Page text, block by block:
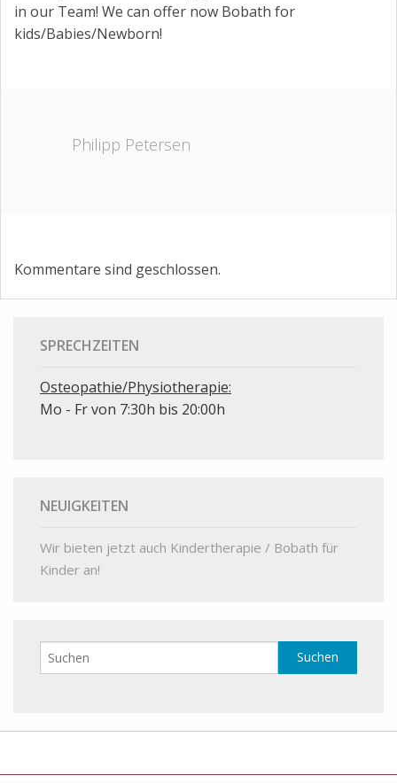
in our Team! We can offer now Bobath for
kids/Babies/Newborn!
Philipp Petersen
Kommentare sind geschlossen.
SPRECHZEITEN
Osteopathie/Physiotherapie:
Mo - Fr von 7:30h bis 20:00h
NEUIGKEITEN
Wir bieten jetzt auch Kindertherapie / Bobath für
Kinder an!